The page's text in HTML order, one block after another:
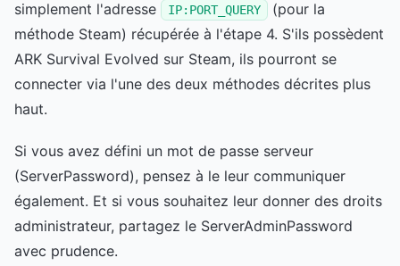
simplement l'adresse IP:PORT_QUERY
(pour la
méthode Steam) récupérée à l'étape 4. S'ils possèdent
ARK Survival Evolved sur Steam, ils pourront se
connecter via l'une des deux méthodes décrites plus
haut.
Si vous avez défini un mot de passe serveur
(ServerPassword), pensez à le leur communiquer
également. Et si vous souhaitez leur donner des droits
administrateur, partagez le ServerAdminPassword
avec prudence.